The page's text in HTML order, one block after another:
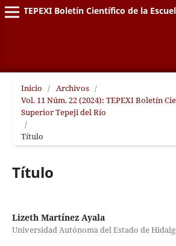
TEPEXI Boletín Científico de la
Inicio / Archivos /
Vol. 11 Núm. 22 (2024): TEPEXI Boletín
Superior Tepeji del Río
/
Título
Título
Lizeth Martínez Ayala
Universidad Autónoma del Estado de